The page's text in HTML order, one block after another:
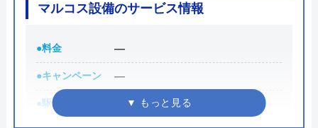
運営会社 有限会社高森設備
創業・設立
所在地
〒399-3103
長野県下伊那郡高森町下市田2422-130
マルコス設備のサービス情報
●料金 ―
●キャンペーン ―
●駆けつけ時間